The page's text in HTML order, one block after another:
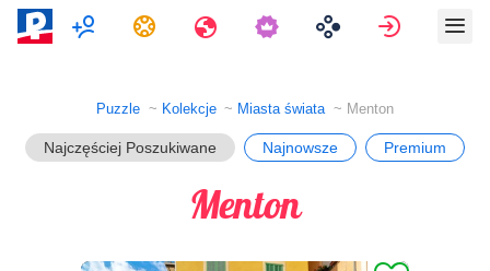
MultiplayerZadania Podróże Zaloguj
Puzzle Kolekcje Miasta świata Menton
Najczęściej Poszukiwane Najnowsze Premium
Menton